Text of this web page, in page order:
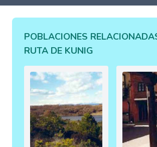
POBLACIONES
RUTA DE KUNIG